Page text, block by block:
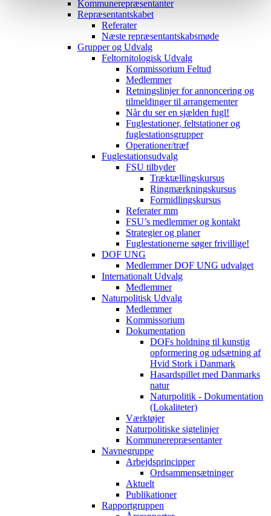
Kommunerepræsentanter
Repræsentantskabet
Referater
Næste repræsentantskabsmøde
Grupper og Udvalg
Feltornitologisk Udvalg
Kommissorium Feltud
Medlemmer
Retningslinjer for annoncering og
tilmeldinger til arrangementer
Når du ser en sjælden fugl!
Fuglestationer, feltstationer og
fuglestationsgrupper
Operationer/træf
Fuglestationsudvalg
FSU tilbyder
Træktællingskursus
Ringmærkningskursus
Formidlingskursus
Referater mm
FSU’s medlemmer og kontakt
Strategier og planer
Fuglestationerne søger frivillige!
DOF UNG
Medlemmer DOF UNG udvalget
Internationalt Udvalg
Medlemmer
Naturpolitisk Udvalg
Medlemmer
Kommissorium
Dokumentation
DOFs holdning til kunstig
opformering og udsætning af
Hvid Stork i Danmark
Hasardspillet med Danmarks
natur
Naturpolitik - Dokumentation
(Lokaliteter)
Værktøjer
Naturpolitiske sigtelinjer
Kommunerepræsentanter
Navnegruppe
Arbejdsprincipper
Ordsammensætninger
Aktuelt
Publikationer
Rapportgruppen